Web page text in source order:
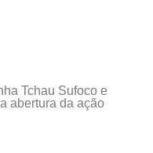
Tchau Sufoco e
abertura da ação